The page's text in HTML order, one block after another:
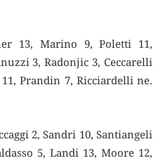
13, Marino 9, Poletti 11,
3, Radonjic 3, Ceccarelli
Prandin 7, Ricciardelli ne.
2, Sandri 10, Santiangeli
5, Landi 13, Moore 12,